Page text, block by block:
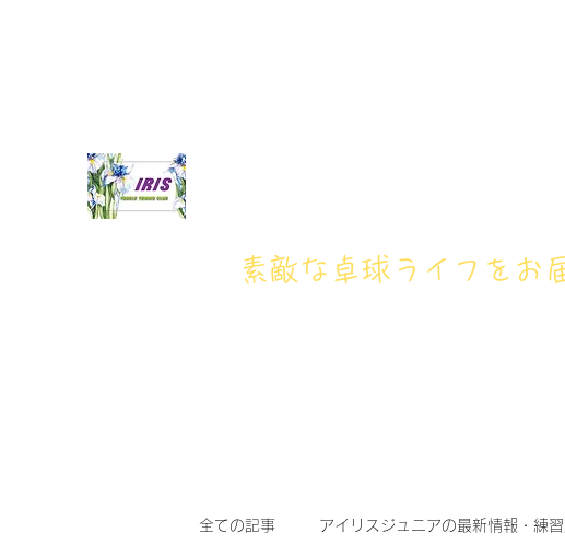
素敵な卓球ライフをお
全ての記事 アイリスジュニアの最新情報・練